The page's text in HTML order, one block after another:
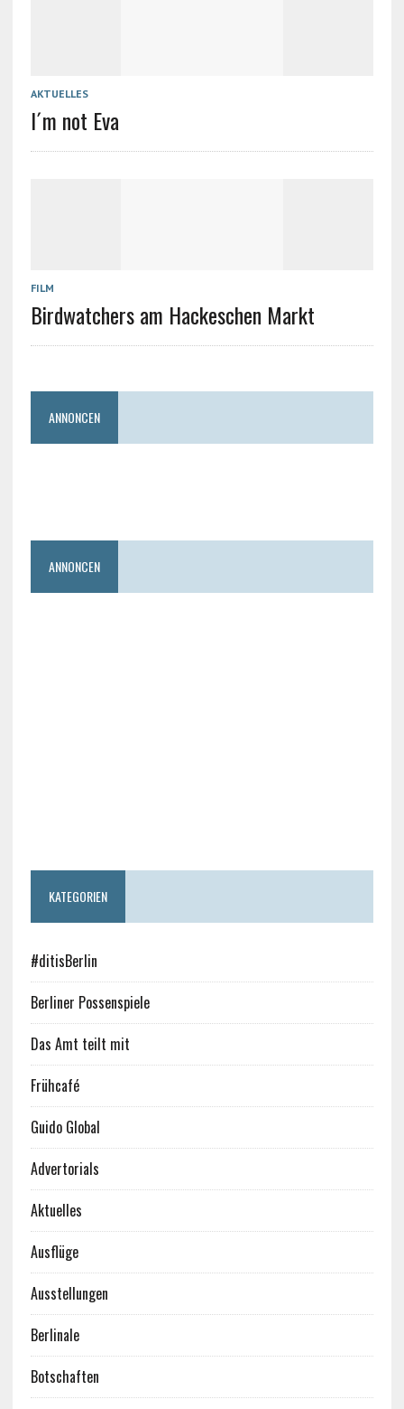
AKTUELLES
I´m not Eva
FILM
Birdwatchers am Hackeschen Markt
ANNONCEN
ANNONCEN
KATEGORIEN
#ditisBerlin
Berliner Possenspiele
Das Amt teilt mit
Frühcafé
Guido Global
Advertorials
Aktuelles
Ausflüge
Ausstellungen
Berlinale
Botschaften